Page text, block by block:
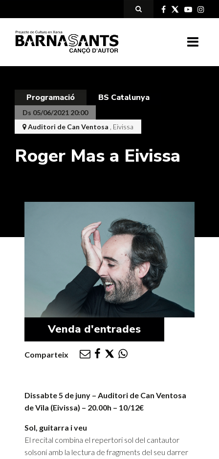
Programació BS Catalunya
Ds 05/06/2021 20:00
Auditori de Can Ventosa
, Eivissa
Roger Mas a Eivissa
Venda d'entrades
Comparteix
Dissabte 5 de juny – Auditori de Can Ventosa
de Vila (Eivissa) – 20.00h – 10/12€
Sol, guitarra i veu
El recital combina el repertori sol del cantautor
solsoní amb la lectura de fragments del seu darrer